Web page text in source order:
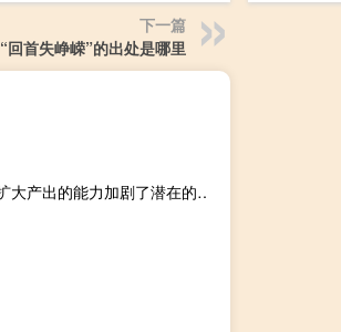
下一篇
“回首失峥嵘”的出处是哪里
俄罗斯央行：国内需求的稳定增长超过了扩大产出的能力加剧了潜在的通胀压力并通过对进口的需求增加影响了卢布汇率的动态